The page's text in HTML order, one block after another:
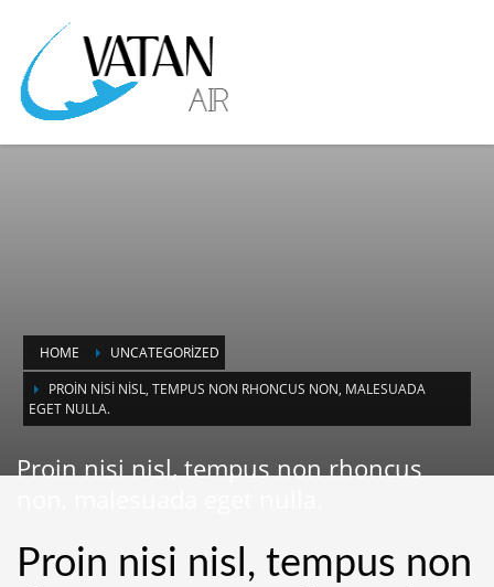
HOME
UNCATEGORIZED
PROIN NISI NISL, TEMPUS NON RHONCUS NON, MALESUADA
EGET NULLA.
Proin nisi nisl, tempus non rhoncus
Proin nisi nisl, tempus non